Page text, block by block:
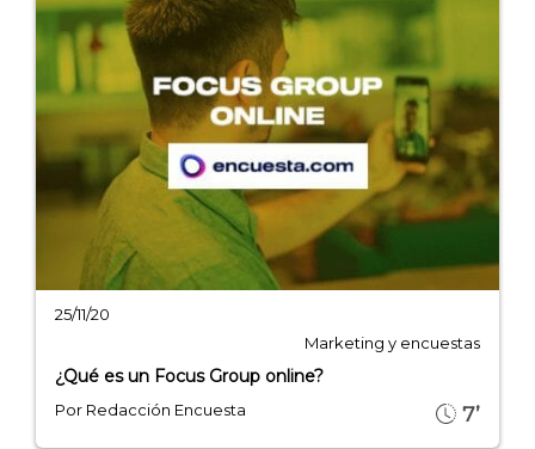
25/11/20
Marketing y encuestas
¿Qué es un Focus Group online?
Por Redacción Encuesta 7’